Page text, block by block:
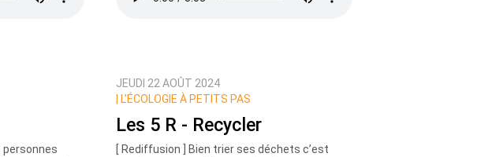
personnes
JEUDI 22 AOÛT 2024
L’ÉCOLOGIE À PETITS PAS
Les 5 R - Recycler
[ Rediffusion ] Bien trier ses déchets c’est